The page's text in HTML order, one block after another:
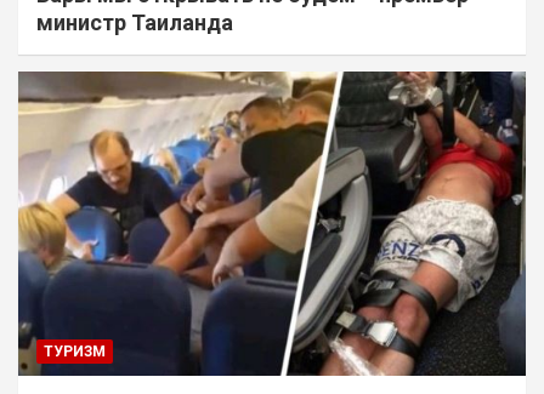
министр Таиланда
ТУРИЗМ